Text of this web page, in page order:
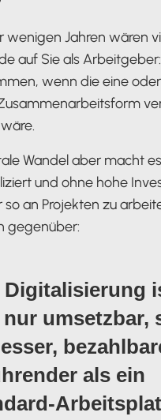
wenigen Jahren wären
auf Sie als
wenn die eine
Wandel aber macht
und ohne hohe
so an Projekten zu
gegenüber:
Digitalisierung
umsetzbar,
als ein